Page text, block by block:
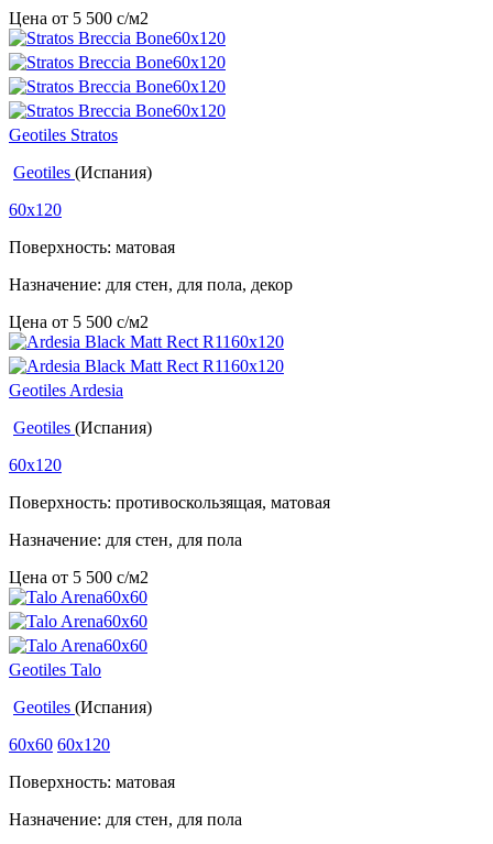
Цена от 5 500 c/м2
Geotiles Stratos
Geotiles (Испания)
60x120
Поверхность: матовая
Назначение: для стен, для пола, декор
Цена от 5 500 c/м2
Geotiles Ardesia
Geotiles (Испания)
60x120
Поверхность: противоскользящая, матовая
Назначение: для стен, для пола
Цена от 5 500 c/м2
Geotiles Talo
Geotiles (Испания)
60x60 60x120
Поверхность: матовая
Назначение: для стен, для пола